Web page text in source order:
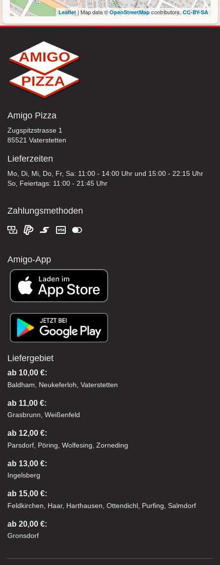
Leaflet| Map data © OpenStreetMapcontributors,CC-BY-SA
Amigo Pizza
Zugspitzstrasse 1
85521 Vaterstetten
Lieferzeiten
Mo, Di, Mi, Do, Fr, Sa: 11:00 - 14:00 Uhr und 15:00 - 22:15 Uhr
So, Feiertags: 11:00 - 21:45 Uhr
Zahlungsmethoden
Amigo-App
Liefergebiet
ab 10,00 €:
Baldham, Neukeferloh, Vaterstetten
ab 11,00 €:
Grasbrunn, Weißenfeld
ab 12,00 €:
Parsdorf, Pöring, Wolfesing, Zorneding
ab 13,00 €:
Ingelsberg
ab 15,00 €:
Feldkirchen, Haar, Harthausen, Ottendichl, Purfing, Salmdorf
ab 20,00 €:
Gronsdorf